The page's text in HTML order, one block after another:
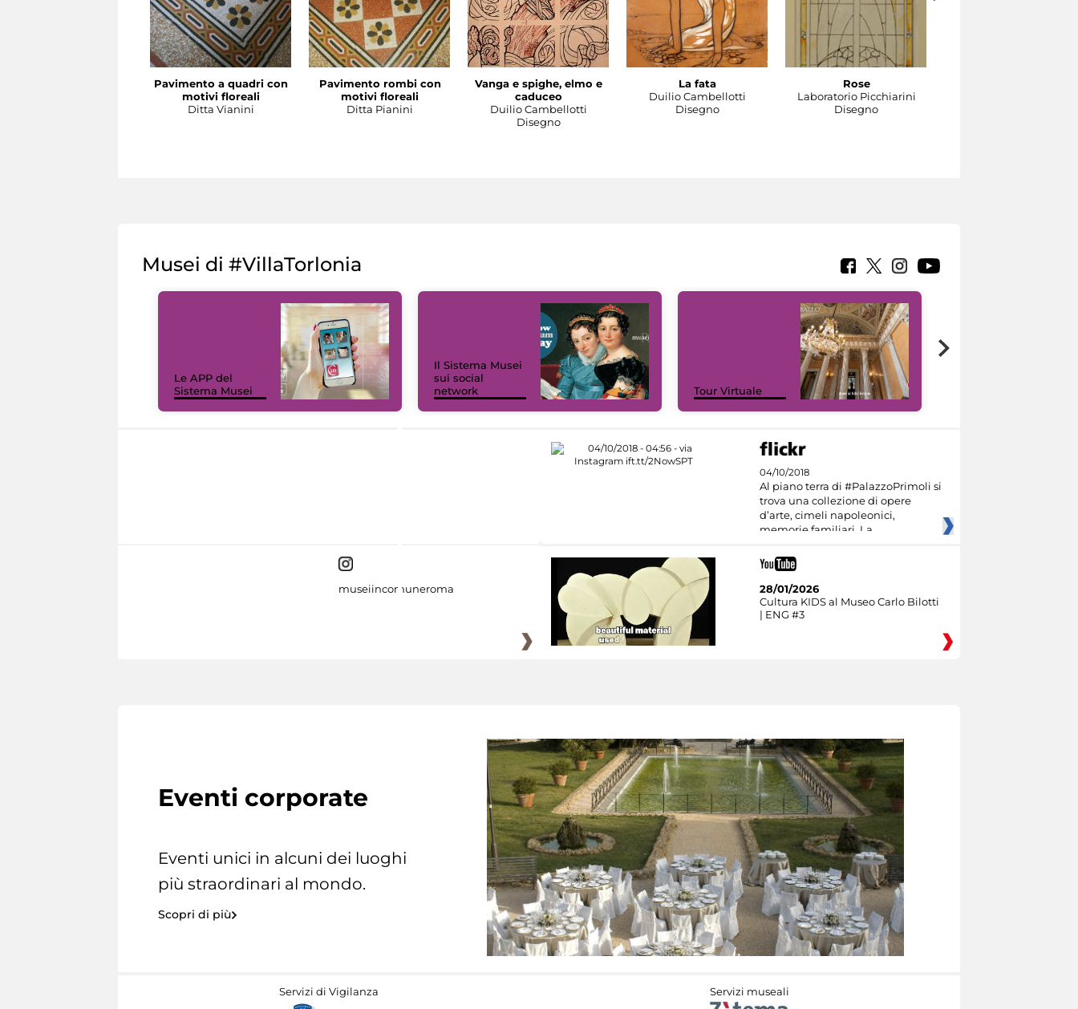
Pavimento a quadri con
motivi floreali
Ditta Vianini
Pavimento rombi con
motivi floreali
Ditta Pianini
Vanga e spighe, elmo e
caduceo
Duilio Cambellotti
Disegno
La fata
Duilio Cambellotti
Disegno
Rose
Laboratorio Picchiarini
Disegno
Musei di #VillaTorlonia
Le APP del
Sistema Musei
Il Sistema Musei
sui social
network
Tour Virtuale
04/10/2018
Al piano terra di #PalazzoPrimoli si
trova una collezione di opere
d’arte, cimeli napoleonici,
memorie familiari. La
museiincomuneroma
28/01/2026
Cultura KIDS al Museo Carlo Bilotti
| ENG #3
Eventi corporate
Eventi unici in alcuni dei luoghi
più straordinari al mondo.
Scopri di più
Servizi di Vigilanza Servizi museali